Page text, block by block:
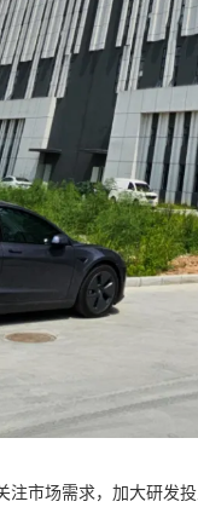
注市场需求，加大研发